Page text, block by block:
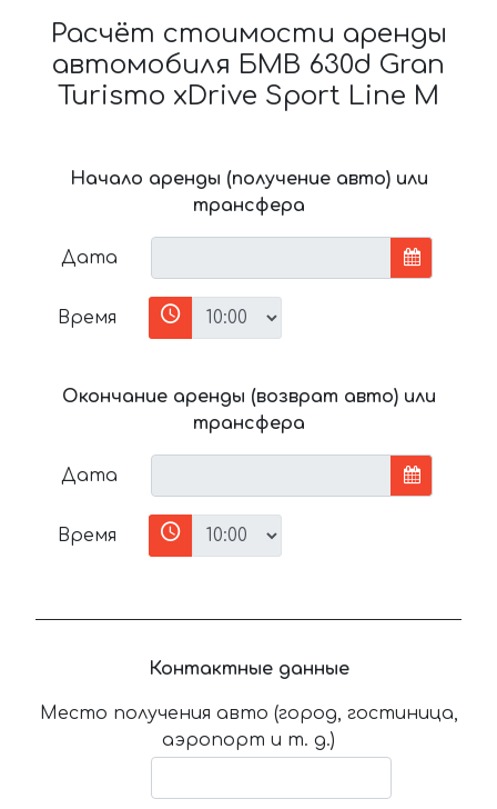
Расчёт стоимости аренды
автомобиля БМВ 630d Gran
Turismo xDrive Sport Line М
Начало аренды (получение авто) или
трансфера
Дата
Время
Окончание аренды (возврат авто) или
трансфера
Дата
Время
Контактные данные
Место получения авто (город, гостиница,
аэропорт и т. д.)